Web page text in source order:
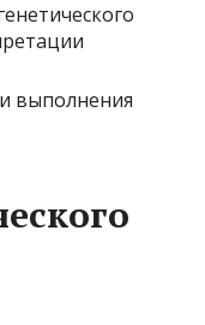
выполнения